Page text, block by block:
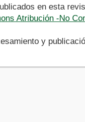
en esta
Atribución -No
y